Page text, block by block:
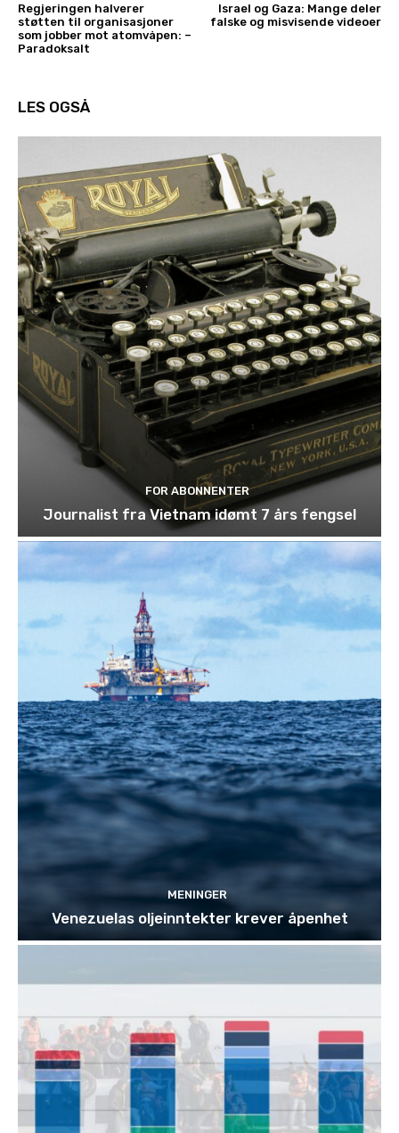
Regjeringen halverer
støtten til organisasjoner
som jobber mot atomvåpen: –
Paradoksalt
Israel og Gaza: Mange deler
falske og misvisende videoer
LES OGSÅ
FOR ABONNENTER
Journalist fra Vietnam idømt 7 års fengsel
MENINGER
Venezuelas oljeinntekter krever åpenhet